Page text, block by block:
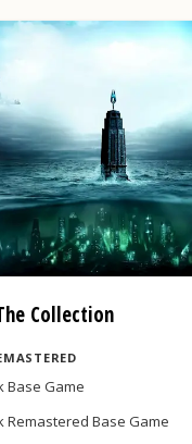
Collection
Base Game
Remastered Base Game